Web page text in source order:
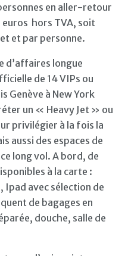
en aller-retour
hors TVA, soit
et par personne.
d’affaires longue
de 14 VIPs ou
Genève à New York
un « Heavy Jet » ou
privilégier à la fois la
aussi des espaces de
long vol. A bord, de
à la carte :
Ipad avec sélection de
de bagages en
douche, salle de